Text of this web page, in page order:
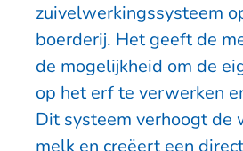
zuivelwerkingssysteem
boerderij. Het geeft de
de mogelijkheid om de
op het erf te verwerken
Dit systeem verhoogt de
melk en creëert een